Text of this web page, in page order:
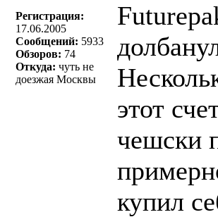
Регистрация:
17.06.2005
Сообщений: 5933
Обзоров: 74
Откуда: чуть не
доезжая Москвы
этот
чешски
купил